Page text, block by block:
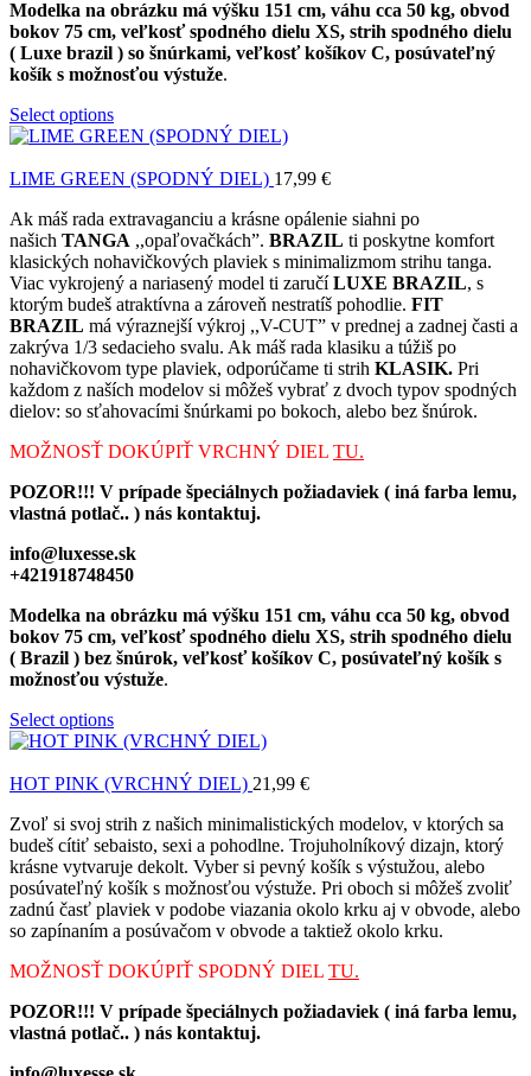
Modelka na obrázku má výšku 151 cm, váhu cca 50 kg, obvod
bokov 75 cm, veľkosť spodného dielu XS, strih spodného dielu
( Luxe brazil ) so šnúrkami, veľkosť košíkov C, posúvateľný
košík s možnosťou výstuže.
Select options
LIME GREEN (SPODNÝ DIEL) 17,99 €
Ak máš rada extravaganciu a krásne opálenie siahni po
našich TANGA ,,opaľovačkách”. BRAZIL ti poskytne komfort
klasických nohavičkových plaviek s minimalizmom strihu tanga.
Viac vykrojený a nariasený model ti zaručíLUXE BRAZIL, s
ktorým budeš atraktívna a zároveň nestratíš pohodlie. FIT
BRAZIL má výraznejší výkroj ,,V-CUT” v prednej a zadnej časti a
zakrýva 1/3 sedacieho svalu. Ak máš rada klasiku a túžiš po
nohavičkovom type plaviek, odporúčame ti strih KLASIK. Pri
každom z naších modelov si môžeš vybrať z dvoch typov spodných
dielov: so sťahovacími šnúrkami po bokoch, alebo bez šnúrok.
MOŽNOSŤ DOKÚPIŤ VRCHNÝ DIEL TU.
POZOR!!! V prípade špeciálnych požiadaviek ( iná farba lemu,
vlastná potlač.. ) nás kontaktuj.
info@luxesse.sk
+421918748450
Modelka na obrázku má výšku 151 cm, váhu cca 50 kg, obvod
bokov 75 cm, veľkosť spodného dielu XS, strih spodného dielu
( Brazil ) bez šnúrok, veľkosť košíkov C, posúvateľný košík s
možnosťou výstuže.
Select options
HOT PINK (VRCHNÝ DIEL) 21,99 €
Zvoľ si svoj strih z našich minimalistických modelov, v ktorých sa
budeš cítiť sebaisto, sexi a pohodlne. Trojuholníkový dizajn, ktorý
krásne vytvaruje dekolt. Vyber si pevný košík s výstužou, alebo
posúvateľný košík s možnosťou výstuže. Pri oboch si môžeš zvoliť
zadnú časť plaviek v podobe viazania okolo krku aj v obvode, alebo
so zapínaním a posúvačom v obvode a taktiež okolo krku.
MOŽNOSŤ DOKÚPIŤ SPODNÝ DIEL TU.
POZOR!!! V prípade špeciálnych požiadaviek ( iná farba lemu,
vlastná potlač.. ) nás kontaktuj.